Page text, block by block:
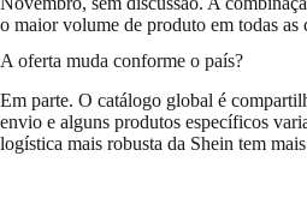
o maior volume de produto em todas as
A oferta muda conforme o país?
Em parte. O catálogo global é
envio e alguns produtos específicos
logística mais robusta da Shein tem